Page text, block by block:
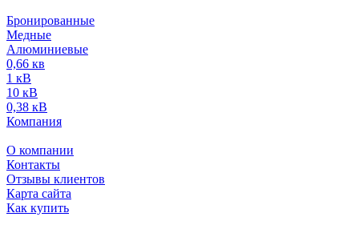
Бронированные
Медные
Алюминиевые
0,66 кв
1 кВ
10 кВ
0,38 кВ
Компания
О компании
Контакты
Отзывы клиентов
Карта сайта
Как купить